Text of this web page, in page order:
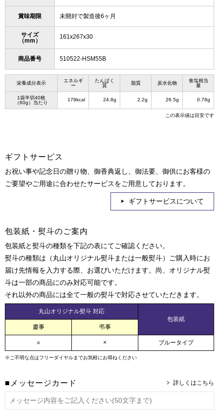
賞味期限 未開封で製造後6ヶ月
サイズ
（mm）
161x267x30
商品番号 510522-HSM55B
栄養成分表示
エネルギ
ー
たんぱく
質
脂質 炭水化物
食塩相当
量
1袋半切40枚
（60g）当たり
178kcal 24.8g 2.2g 26.5g 0.78g
この表示値は目安です
ギフトサービス
お祝い事や記念日の贈り物、御香典返し、御法要、御供にお客様の
ご要望やご用途に合わせたサービスをご用意しております。
ギフトサービスについて
包装紙・熨斗のご案内
包装紙と熨斗の種類を下記の表にてご確認ください。
熨斗の種類は（丸山オリジナル熨斗または一般熨斗）ご購入時にお
届け先情報を入力する際、お選びいただけます。尚、オリジナル熨
斗は一部の商品にのみ対応可能です。
それ以外の商品には全て一般の熨斗で対応させていただきます。
丸山オリジナル熨斗 対応
包装紙
慶事
弔事
○ × ブルータイプ
※ご不明な点はフリーダイヤルまでお気軽にお尋ねください
■メッセージカード